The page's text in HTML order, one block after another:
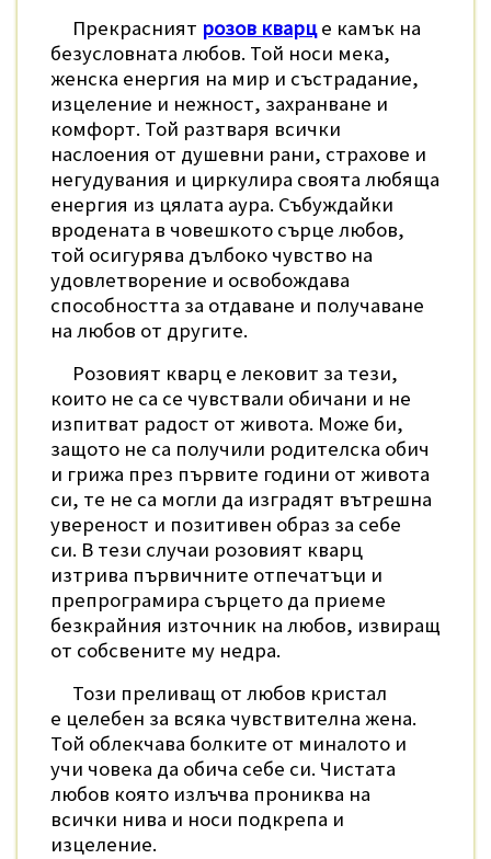
Прекрасният розов кварце камък на
безусловната любов. Той носи мека,
женска енергия на мир и състрадание,
изцеление и нежност, захранване и
комфорт. Той разтваря всички
наслоения от душевни рани, страхове и
негудувания и циркулира своята любяща
енергия из цялата аура. Събуждайки
вродената в човешкото сърце любов,
той осигурява дълбоко чувство на
удовлетворение и освобождава
способността за отдаване и получаване
на любов от другите.
Розовият кварц е лековит за тези,
които не са се чувствали обичани и не
изпитват радост от живота. Може би,
защото не са получили родителска обич
и грижа през първите години от живота
си, те не са могли да изградят вътрешна
увереност и позитивен образ за себе
си. В тези случаи розовият кварц
изтрива първичните отпечатъци и
препрограмира сърцето да приеме
безкрайния източник на любов, извиращ
от собсвените му недра.
Този преливащ от любов кристал
е целебен за всяка чувствителна жена.
Той облекчава болките от миналото и
учи човека да обича себе си. Чистата
любов която излъчва прониква на
всички нива и носи подкрепа и
изцеление.